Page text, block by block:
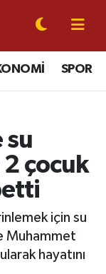
SPOR
su
çocuk
için su
Muhammet
hayatını
Haritası